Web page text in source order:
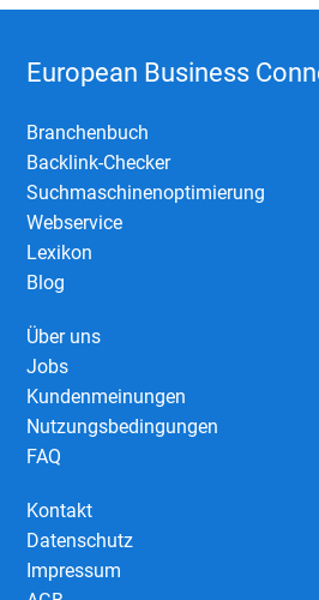
European Business
Branchenbuch
Backlink-Checker
Suchmaschinenoptimierung
Webservice
Lexikon
Blog
Über uns
Jobs
Kundenmeinungen
Nutzungsbedingungen
FAQ
Kontakt
Datenschutz
Impressum